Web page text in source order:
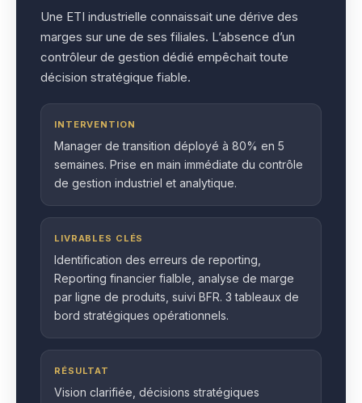
Une ETI industrielle connaissait une dérive des
marges sur une de ses filiales. L’absence d’un
contrôleur de gestion dédié empêchait toute
décision stratégique fiable.
INTERVENTION
Manager de transition déployé à 80% en 5
semaines. Prise en main immédiate du contrôle
de gestion industriel et analytique.
LIVRABLES CLÉS
Identification des erreurs de reporting,
Reporting financier fialble, analyse de marge
par ligne de produits, suivi BFR. 3 tableaux de
bord stratégiques opérationnels.
RÉSULTAT
Vision clarifiée, décisions stratégiques